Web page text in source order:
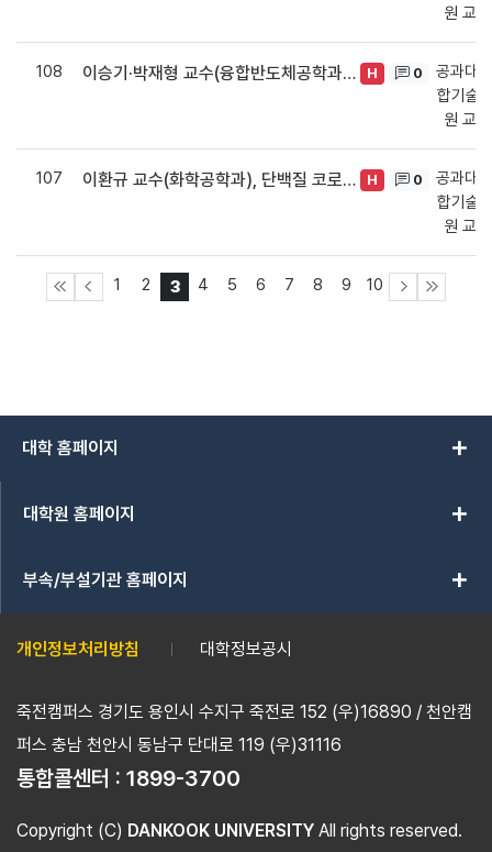
원 교
108 이승기·박재형 교수(융합반도체공학과), 알츠하이머 조기진단 기술 사업화 눈앞 H 0
공과대
합기술·
원 교
107 이환규 교수(화학공학과), 단백질 코로나 활용 고효율 약물전달체 개발 원리 규명 H 0
공과대
합기술·
원 교
1 2 3 4 5 6 7 8 9 10
대학 홈페이지 add
대학원 홈페이지 add
부속/부설기관 홈페이지 add
개인정보처리방침 대학정보공시
죽전캠퍼스 경기도 용인시 수지구 죽전로 152 (우)16890 / 천안캠
퍼스 충남 천안시 동남구 단대로 119 (우)31116
통합콜센터 : 1899-3700
Copyright (C) DANKOOK UNIVERSITY All rights reserved.